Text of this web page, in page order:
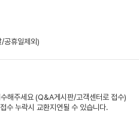
공휴일제외)
해주세요 (Q&A게시판/고객센터로 접수)
수 누락시 교환지연될 수 있습니다.